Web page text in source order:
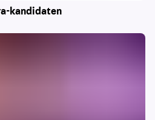
kandidaten